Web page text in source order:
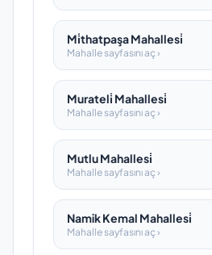
Mi̇thatpaşa Mahallesi̇
Mahalle sayfasını aç ›
Murateli̇ Mahallesi̇
Mahalle sayfasını aç ›
Mutlu Mahallesi̇
Mahalle sayfasını aç ›
Namik Kemal Mahallesi̇
Mahalle sayfasını aç ›